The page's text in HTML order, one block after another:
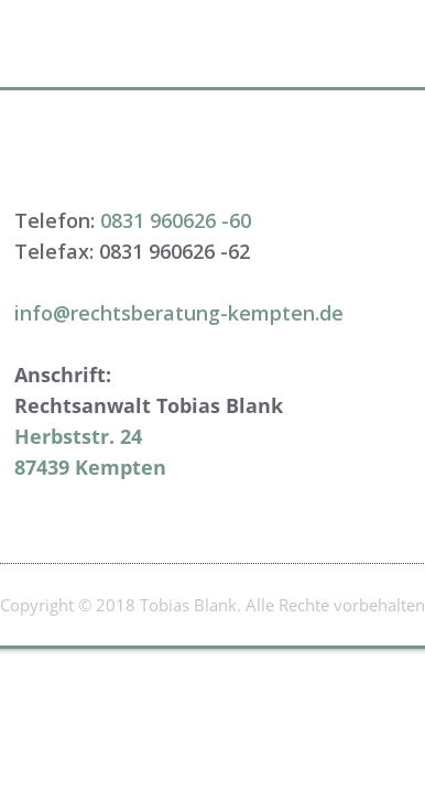
Telefon: 0831 960626 -60
Telefax: 0831 960626 -62
info@rechtsberatung-kempten.de
Anschrift:
Rechtsanwalt Tobias Blank
Herbststr. 24
87439 Kempten
Copyright © 2018 Tobias Blank. Alle Rechte vorbehalten